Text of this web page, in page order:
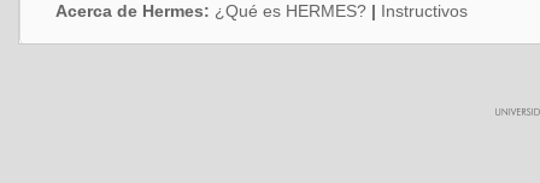
Acerca de Hermes: ¿Qué es HERMES? | Instructivos